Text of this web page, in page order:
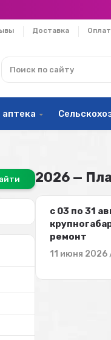
Доставка
аптека
2026 —
c 03 по 31
ремонт
11 июня 2026